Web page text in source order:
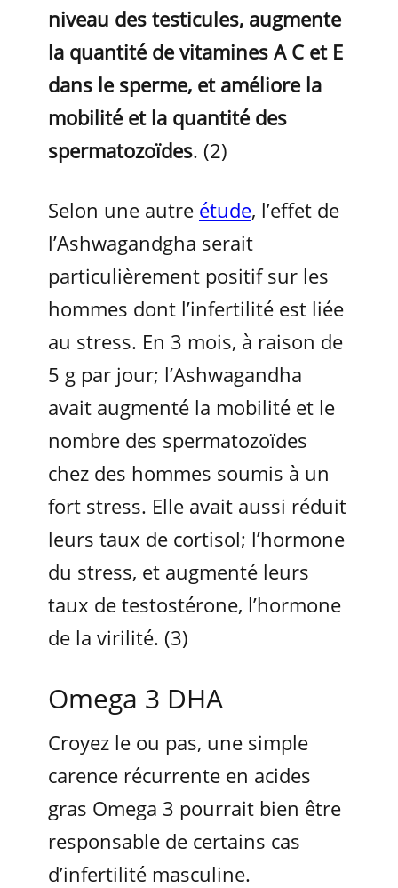
niveau des testicules, augmente
la quantité de vitamines A C et E
dans le sperme, et améliore la
mobilité et la quantité des
spermatozoïdes. (2)
Selon une autre étude, l’effet de
l’Ashwagandgha serait
particulièrement positif sur les
hommes dont l’infertilité est liée
au stress. En 3 mois, à raison de
5 g par jour; l’Ashwagandha
avait augmenté la mobilité et le
nombre des spermatozoïdes
chez des hommes soumis à un
fort stress. Elle avait aussi réduit
leurs taux de cortisol; l’hormone
du stress, et augmenté leurs
taux de testostérone, l’hormone
de la virilité. (3)
Omega 3 DHA
Croyez le ou pas, une simple
carence récurrente en acides
gras Omega 3 pourrait bien être
responsable de certains cas
d’infertilité masculine.